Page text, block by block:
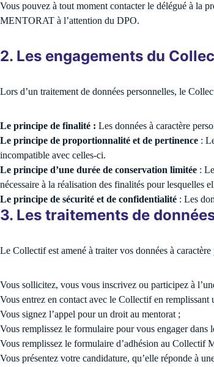
Vous pouvez à tout moment contacter le délégué à
MENTORAT à l’attention du DPO.
2. Les engagements du
Lors d’un traitement de données personnelles, le
Le principe de finalité : Les données à caractère
Le principe de proportionnalité et de pertinence :
incompatible avec celles-ci.
Le principe d’une durée de conservation limitée :
nécessaire à la réalisation des finalités pour lesquelles
Le principe de sécurité et de confidentialité : Les
3. Les traitements de
Le Collectif est amené à traiter vos données à
Vous sollicitez, vous vous inscrivez ou participez à
Vous entrez en contact avec le Collectif en
Vous signez l’appel pour un droit au mentorat ;
Vous remplissez le formulaire pour vous engager dans
Vous remplissez le formulaire d’adhésion au Collectif
Vous présentez votre candidature, qu’elle réponde à